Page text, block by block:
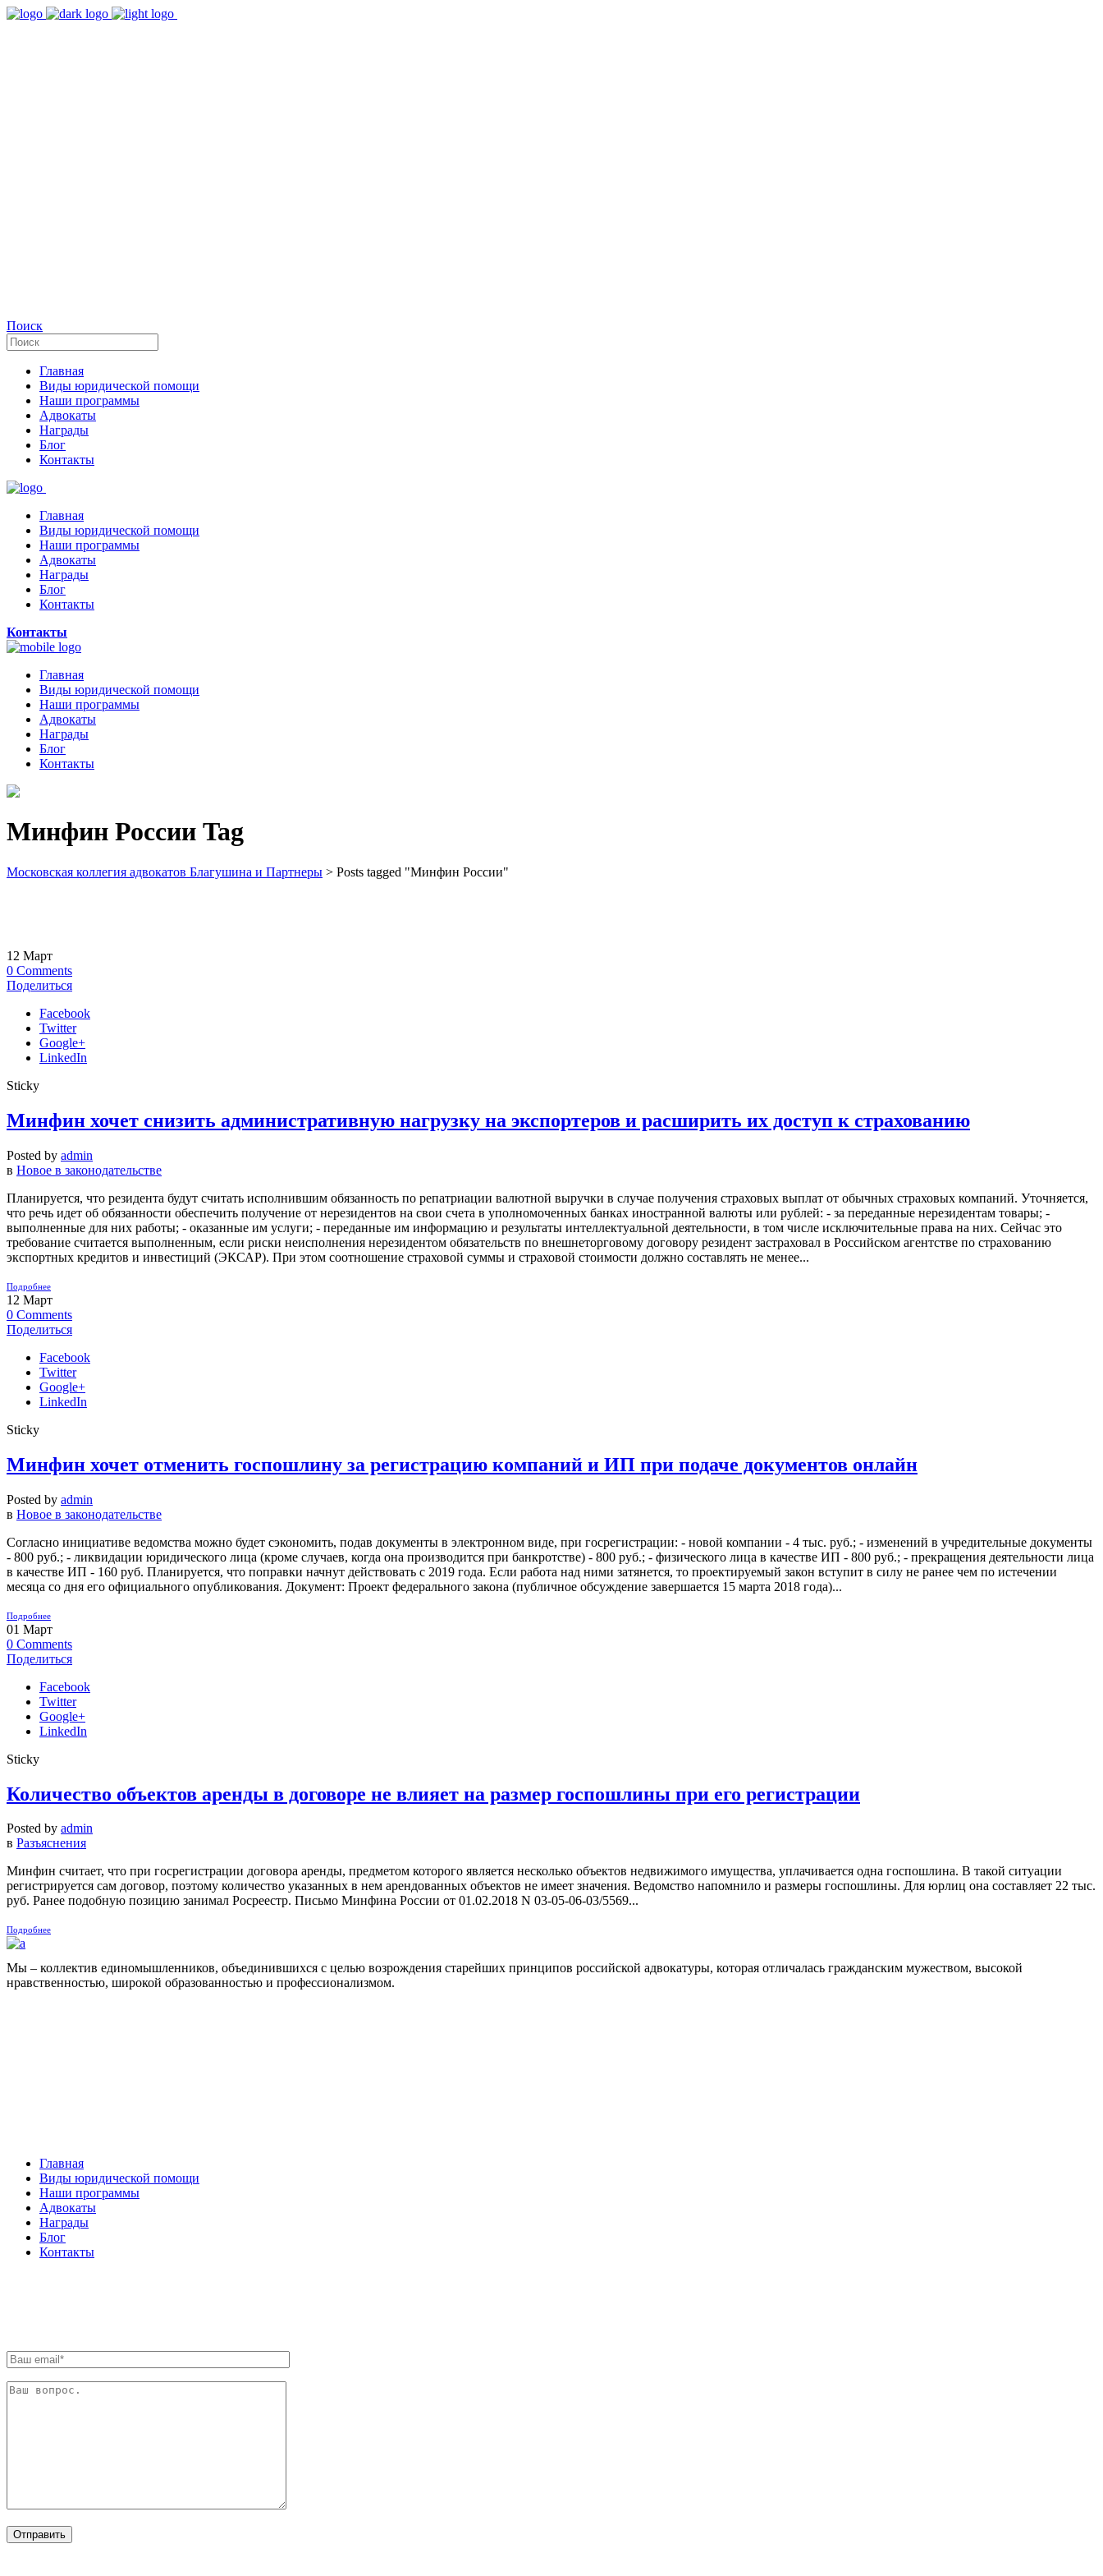
Поиск
Главная
Виды юридической помощи
Наши программы
Адвокаты
Награды
Блог
Контакты
Главная
Виды юридической помощи
Наши программы
Адвокаты
Награды
Блог
Контакты
Контакты
Главная
Виды юридической помощи
Наши программы
Адвокаты
Награды
Блог
Контакты
Минфин России Tag
Московская коллегия адвокатов Благушина и Партнеры > Posts tagged "Минфин России"
12 Март
0 Comments
Поделиться
Facebook
Twitter
Google+
LinkedIn
Sticky
Минфин хочет снизить административную нагрузку на экспортеров и расширить их доступ к страхованию
Posted by admin
в Новое в законодательстве
Планируется, что резидента будут считать исполнившим обязанность по репатриации валютной выручки в случае получения страховых выплат от обычных страховых компаний. Уточняется,
что речь идет об обязанности обеспечить получение от нерезидентов на свои счета в уполномоченных банках иностранной валюты или рублей: - за переданные нерезидентам товары; -
выполненные для них работы; - оказанные им услуги; - переданные им информацию и результаты интеллектуальной деятельности, в том числе исключительные права на них. Сейчас это
требование считается выполненным, если риски неисполнения нерезидентом обязательств по внешнеторговому договору резидент застраховал в Российском агентстве по страхованию
экспортных кредитов и инвестиций (ЭКСАР). При этом соотношение страховой суммы и страховой стоимости должно составлять не менее...
Подробнее
12 Март
0 Comments
Поделиться
Facebook
Twitter
Google+
LinkedIn
Sticky
Минфин хочет отменить госпошлину за регистрацию компаний и ИП при подаче документов онлайн
Posted by admin
в Новое в законодательстве
Согласно инициативе ведомства можно будет сэкономить, подав документы в электронном виде, при госрегистрации: - новой компании - 4 тыс. руб.; - изменений в учредительные документы
- 800 руб.; - ликвидации юридического лица (кроме случаев, когда она производится при банкротстве) - 800 руб.; - физического лица в качестве ИП - 800 руб.; - прекращения деятельности лица
в качестве ИП - 160 руб. Планируется, что поправки начнут действовать с 2019 года. Если работа над ними затянется, то проектируемый закон вступит в силу не ранее чем по истечении
месяца со дня его официального опубликования. Документ: Проект федерального закона (публичное обсуждение завершается 15 марта 2018 года)...
Подробнее
01 Март
0 Comments
Поделиться
Facebook
Twitter
Google+
LinkedIn
Sticky
Количество объектов аренды в договоре не влияет на размер госпошлины при его регистрации
Posted by admin
в Разъяснения
Минфин считает, что при госрегистрации договора аренды, предметом которого является несколько объектов недвижимого имущества, уплачивается одна госпошлина. В такой ситуации
регистрируется сам договор, поэтому количество указанных в нем арендованных объектов не имеет значения. Ведомство напомнило и размеры госпошлины. Для юрлиц она составляет 22 тыс.
руб. Ранее подобную позицию занимал Росреестр. Письмо Минфина России от 01.02.2018 N 03-05-06-03/5569...
Подробнее
Мы – коллектив единомышленников, объединившихся с целью возрождения старейших принципов российской адвокатуры, которая отличалась гражданским мужеством, высокой
нравственностью, широкой образованностью и профессионализмом.
Главная
Виды юридической помощи
Наши программы
Адвокаты
Награды
Блог
Контакты